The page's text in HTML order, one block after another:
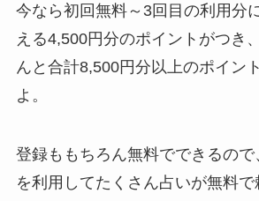
今なら初回無料～3回目の利用分
える4,500円分のポイントがつき
んと合計8,500円分以上のポイン
よ。
登録ももちろん無料でできるの
を利用してたくさん占いが無料